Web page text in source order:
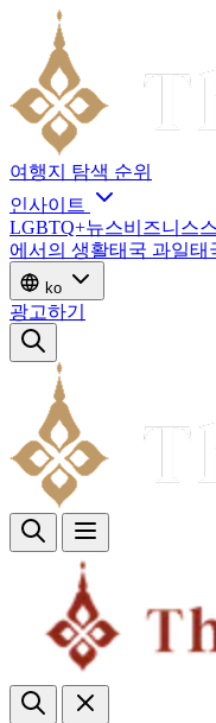
여행지 탐색 순위
인사이트
LGBTQ+뉴스비즈니스
에서의 생활태국 과일태
ko
광고하기